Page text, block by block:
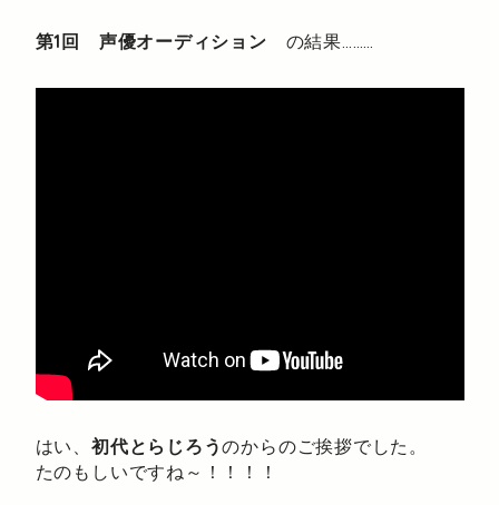
第1回 声優オーディション の結果………
はい、 初代とらじろうのからのご挨拶でした。
たのもしいですね～！！！！